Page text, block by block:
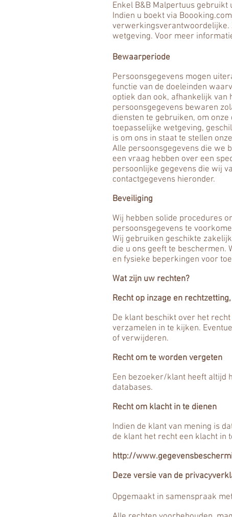
Enkel B&B Malpertuus gebruikt
Indien u boekt via
verwerkingsverantwoordelijke.
wetgeving. Voor meer
Bewaarperiode
Persoonsgegevens mogen
functie van de doeleinden
optiek dan ook, afhankelijk van
persoonsgegevens bewaren
diensten te gebruiken, om
toepasselijke wetgeving,
is om ons in staat te stellen
Alle persoonsgegevens die we
een vraag hebben over een
persoonlijke gegevens die wij
contactgegevens hieronder.
Beveiliging
Wij hebben solide procedures
persoonsgegevens te
Wij gebruiken geschikte
die u ons geeft te beschermen.
en fysieke beperkingen voor
Wat zijn uw rechten?
Recht op inzage en
De klant beschikt over het
verzamelen in te kijken.
of verwijderen.
Recht om te worden vergeten
Een bezoeker/klant heeft altijd
databases.
Recht om klacht in te dienen
Indien de klant van mening is
de klant het recht een klacht in
http://
Deze versie van de
Opgemaakt in samenspraak